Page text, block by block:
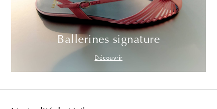
Ballerines signature
Découvrir